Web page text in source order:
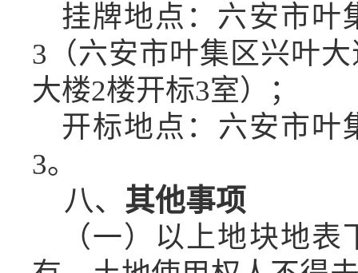
挂牌地点：六安市叶
3（六安市叶集区兴叶
大楼2楼开标3室）；
开标地点： 六安市叶
3。
八、 其他事项
（一）以上地块地